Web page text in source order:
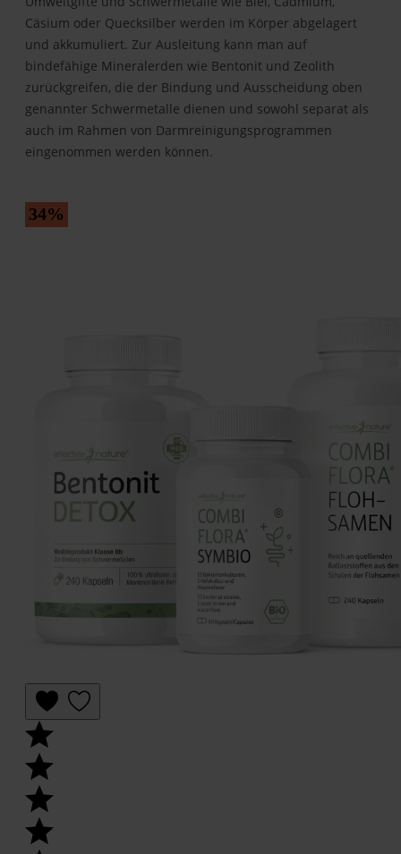
Cäsium oder Quecksilber werden im Körper abgelagert
und akkumuliert. Zur Ausleitung kann man auf
bindefähige Mineralerden wie Bentonit und Zeolith
zurückgreifen, die der Bindung und Ausscheidung oben
genannter Schwermetalle dienen und sowohl separat als
auch im Rahmen von Darmreinigungsprogrammen
eingenommen werden können.
34%